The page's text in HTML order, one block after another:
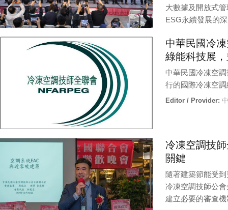
大數據及開放式
ESG永續發展的
中華民國冷
綠能科技展
中華民國冷凍空
行的國際冷凍空
Editor / Provider:
冷凍空調技
關鍵
隨著建築節能受
冷凍空調技師公
建立必要的審查